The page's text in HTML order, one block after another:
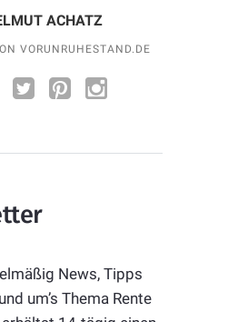
ACHATZ
VORUNRUHESTAND.DE
News, Tipps
um’s Thema Rente